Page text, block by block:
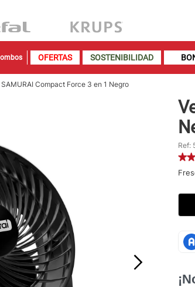
¿Qué estas
OFERTAS SOSTENIBILIDAD
Compact Force 3 en 1 Negro
Ref:
1.
sartenes
2.
bateria
5
6.
ventilador
7.
licuadora
8.
cafetera
9.
acero inoxidable
10. caldero